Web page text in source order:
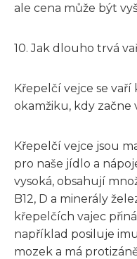
ale cena může být
10. Jak dlouho trvá
Křepelčí vejce se vaří
okamžiku, kdy začne
Křepelčí vejce jsou
pro naše jídlo a
vysoká, obsahují
B12, D a minerály
křepelčích vajec
například posiluje
mozek a má